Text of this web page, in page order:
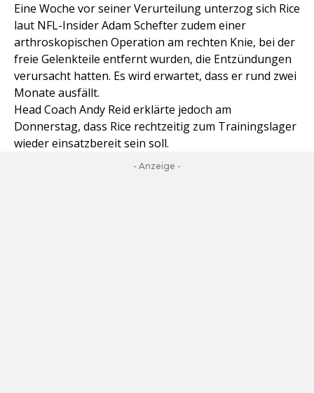
Eine Woche vor seiner Verurteilung unterzog sich Rice
laut NFL-Insider Adam Schefter zudem einer
arthroskopischen Operation am rechten Knie, bei der
freie Gelenkteile entfernt wurden, die Entzündungen
verursacht hatten. Es wird erwartet, dass er rund zwei
Monate ausfällt.
Head Coach Andy Reid erklärte jedoch am
Donnerstag, dass Rice rechtzeitig zum Trainingslager
wieder einsatzbereit sein soll.
- Anzeige -